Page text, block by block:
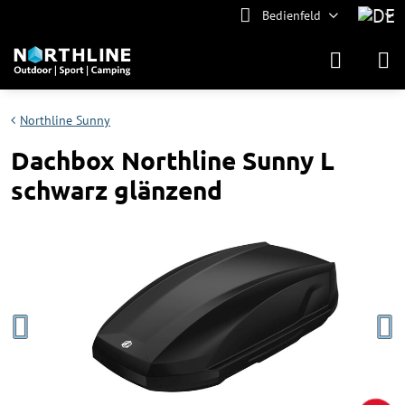
Bedienfeld
Northline Sunny
Dachbox Northline Sunny L
schwarz glänzend